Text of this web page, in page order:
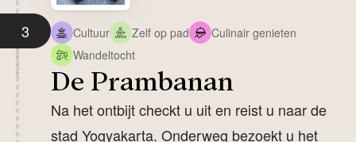
3 Cultuur Zelf op pad
Culinair genieten
Wandeltocht
De Prambanan
Na het ontbijt checkt u uit en reist u naar de
stad Yogyakarta. Onderweg bezoekt u het